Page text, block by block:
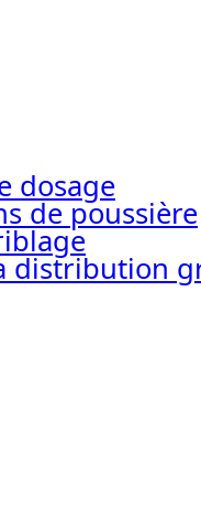
dosage
de poussière
distribution